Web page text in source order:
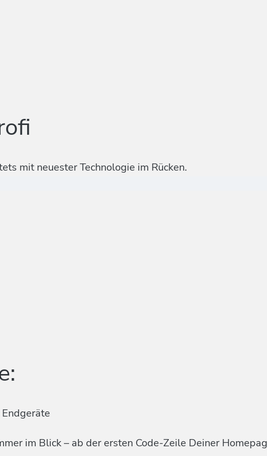
mit neuester Technologie im Rücken.
im Blick – ab der ersten Code-Zeile Deiner